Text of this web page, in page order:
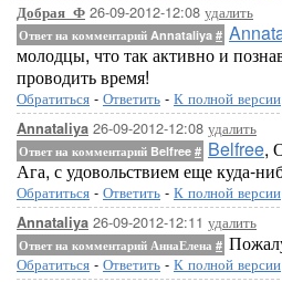
Добрая_Ф 26-09-2012-12:08 удалить
Ответ на комментарий Annataliya #
молодцы, что так активно и
проводить время!
Обратиться - Ответить - К полной версии
Annataliya 26-09-2012-12:08 удалить
Ответ на комментарий Belfree # Belfree,
Ага, с удовольствием еще куда-
Обратиться - Ответить - К полной версии
Annataliya 26-09-2012-12:11 удалить
Ответ на комментарий АннаЕлена #
Обратиться - Ответить - К полной версии